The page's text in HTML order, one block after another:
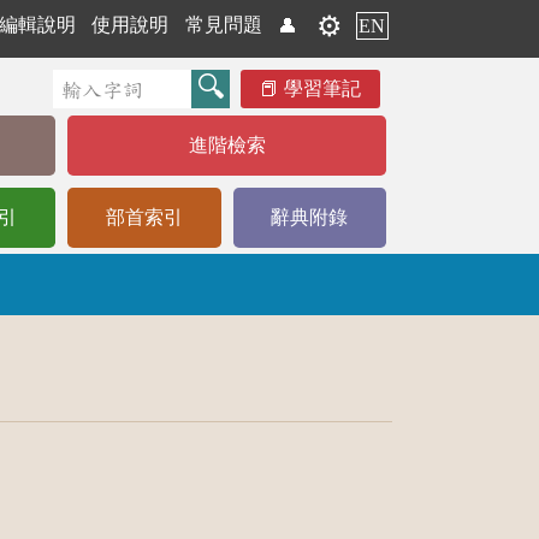
編輯說明 使用說明 常見問題 👤 ⚙️ EN
學習筆記
進階檢索
部首索引 辭典附錄